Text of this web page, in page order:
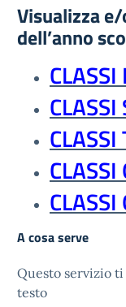
Visualizza
dell’anno
CLASSI
CLASSI
A cosa serve
Questo servizio
testo